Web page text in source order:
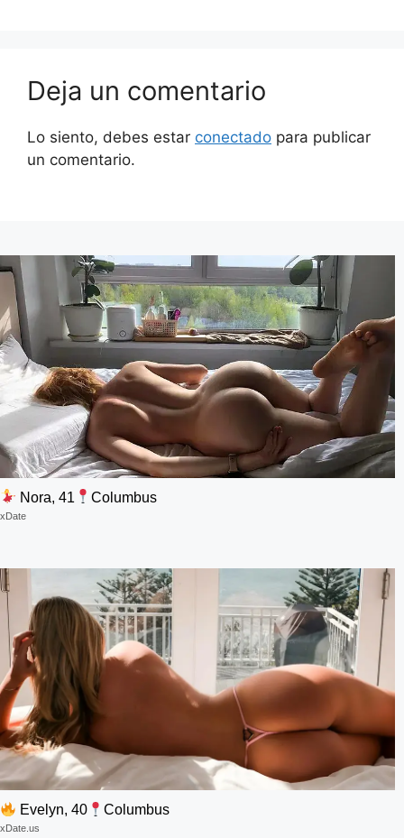
Deja un comentario
Lo siento, debes estar conectado para publicar
un comentario.
Nora, 41 Columbus
xDate
Evelyn, 40 Columbus
xDate.us